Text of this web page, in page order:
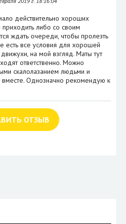
действительно хороших
либо со своим
ждать очереди, чтобы пролезть
есть все условия для хорошей
на мой взгляд. Маты тут
ответственно. Можно
скалолазанием людьми и
вместе. Однозначно рекомендую к
ОТЗЫВ